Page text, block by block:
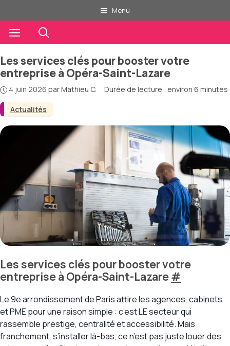
au
contenu
Menu
Menu
Actualités
Les services clés pour booster votre
entreprise à Opéra-Saint-Lazare
4 juin 2026 parMathieu C. · Durée de lecture : environ 6 minutes
Les services clés pour booster votre
entreprise à Opéra-Saint-Lazare#
Le 9e arrondissement de Paris attire les agences, cabinets
et PME pour une raison simple : c’est LE secteur qui
rassemble prestige, centralité et accessibilité. Mais
franchement, s’installer là-bas, ce n’est pas juste louer des